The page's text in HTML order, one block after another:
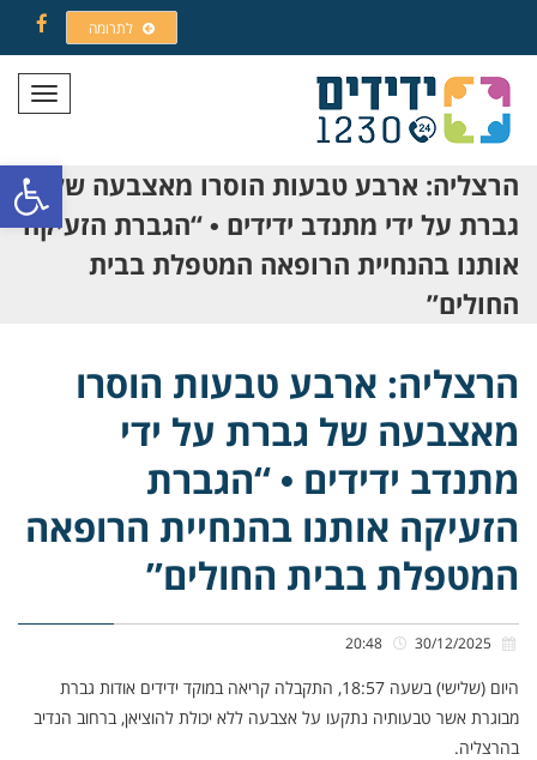
פתח
לתרומה
תפריט
הרצליה: ארבע טבעות הוסרו מאצבעה של
גברת על ידי מתנדב ידידים • “הגברת הזעיקה
אותנו בהנחיית הרופאה המטפלת בבית
החולים”
הרצליה: ארבע טבעות הוסרו
מאצבעה של גברת על ידי
מתנדב ידידים • “הגברת
הזעיקה אותנו בהנחיית הרופאה
המטפלת בבית החולים”
היום (שלישי) בשעה 18:57, התקבלה קריאה במוקד ידידים אודות גברת
מבוגרת אשר טבעותיה נתקעו על אצבעה ללא יכולת להוציאן, ברחוב הנדיב
בהרצליה.